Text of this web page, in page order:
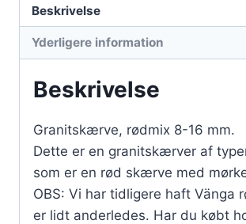
Beskrivelse
Yderligere information
Beskrivelse
Granitskærve, rødmix 8-16 mm.
Dette er en granitskærver af
som er en rød skærve med
OBS: Vi har tidligere haft Vänga
er lidt anderledes. Har du købt